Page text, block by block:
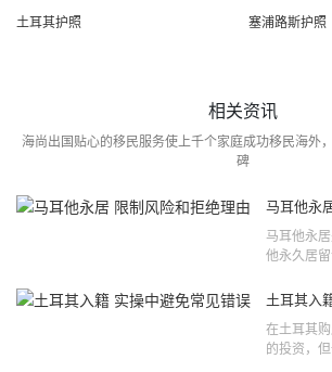
土耳其护照 塞浦路斯护照
相关资讯
海尚出国贴心的移民服务使上千个家庭成功移民海外
碑
马耳他永
马耳他永
他永久居
121 号法
土耳其入
在土耳其
的投资，